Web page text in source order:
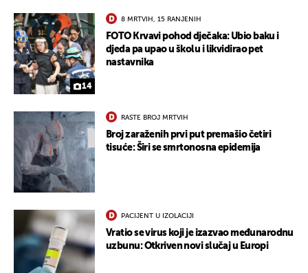
14
8 MRTVIH, 15 RANJENIH
FOTO Krvavi pohod dječaka: Ubio baku i
djeda pa upao u školu i likvidirao pet
nastavnika
RASTE BROJ MRTVIH
Broj zaraženih prvi put premašio četiri
tisuće: Širi se smrtonosna epidemija
PACIJENT U IZOLACIJI
Vratio se virus koji je izazvao međunarodnu
uzbunu: Otkriven novi slučaj u Europi